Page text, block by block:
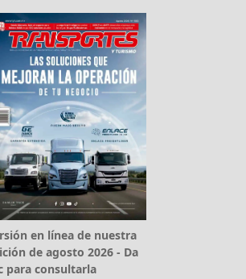
en línea de nuestra
de agosto 2026 - Da
para consultarla